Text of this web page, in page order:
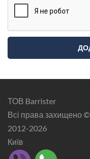
ТОВ Barrister
Всі права захищено ©
2012-2026
Київ